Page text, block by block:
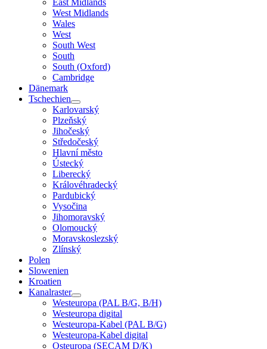
East Midlands
West Midlands
Wales
West
South West
South
South (Oxford)
Cambridge
Dänemark
Tschechien
Karlovarský
Plzeňský
Jihočeský
Středočeský
Hlavní město
Ústecký
Liberecký
Královéhradecký
Pardubický
Vysočina
Jihomoravský
Olomoucký
Moravskoslezský
Zlínský
Polen
Slowenien
Kroatien
Kanalraster
Westeuropa (PAL B/G, B/H)
Westeuropa digital
Westeuropa-Kabel (PAL B/G)
Westeuropa-Kabel digital
Osteuropa (SECAM D/K)